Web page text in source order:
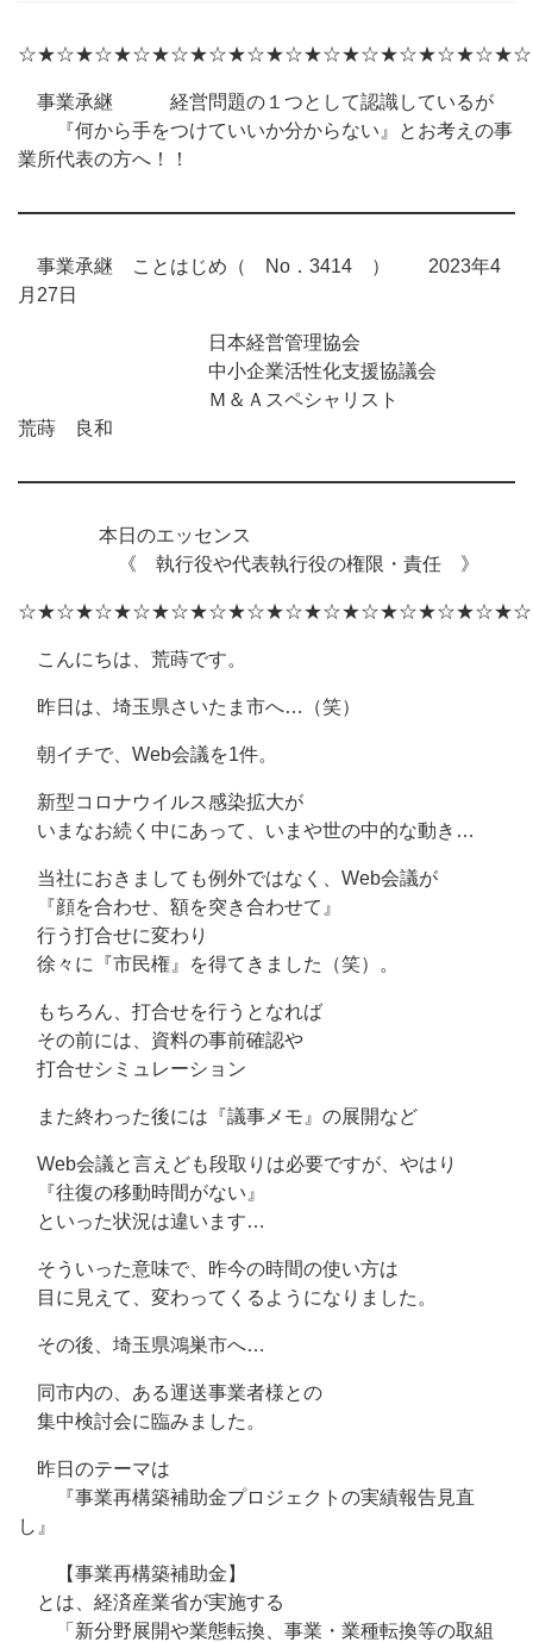
事業承継 経営問題の１つとして認識しているが
『何から手をつけていいか分からない』とお考えの事
業所代表の方へ！！
事業承継 ことはじめ（ No．3414 ） 2023年4
月27日
日本経営管理協会
中小企業活性化支援協議会
Ｍ＆Ａスペシャリスト
荒蒔 良和
本日のエッセンス
《 執行役や代表執行役の権限・責任 》
こんにちは、荒蒔です。
昨日は、埼玉県さいたま市へ…（笑）
朝イチで、Web会議を1件。
新型コロナウイルス感染拡大が
いまなお続く中にあって、いまや世の中的な動き…
当社におきましても例外ではなく、Web会議が
『顔を合わせ、額を突き合わせて』
行う打合せに変わり
徐々に『市民権』を得てきました（笑）。
もちろん、打合せを行うとなれば
その前には、資料の事前確認や
打合せシミュレーション
また終わった後には『議事メモ』の展開など
Web会議と言えども段取りは必要ですが、やはり
『往復の移動時間がない』
といった状況は違います…
そういった意味で、昨今の時間の使い方は
目に見えて、変わってくるようになりました。
その後、埼玉県鴻巣市へ…
同市内の、ある運送事業者様との
集中検討会に臨みました。
昨日のテーマは
『事業再構築補助金プロジェクトの実績報告見直
し』
【事業再構築補助金】
とは、経済産業省が実施する
「新分野展開や業態転換、事業・業種転換等の取組